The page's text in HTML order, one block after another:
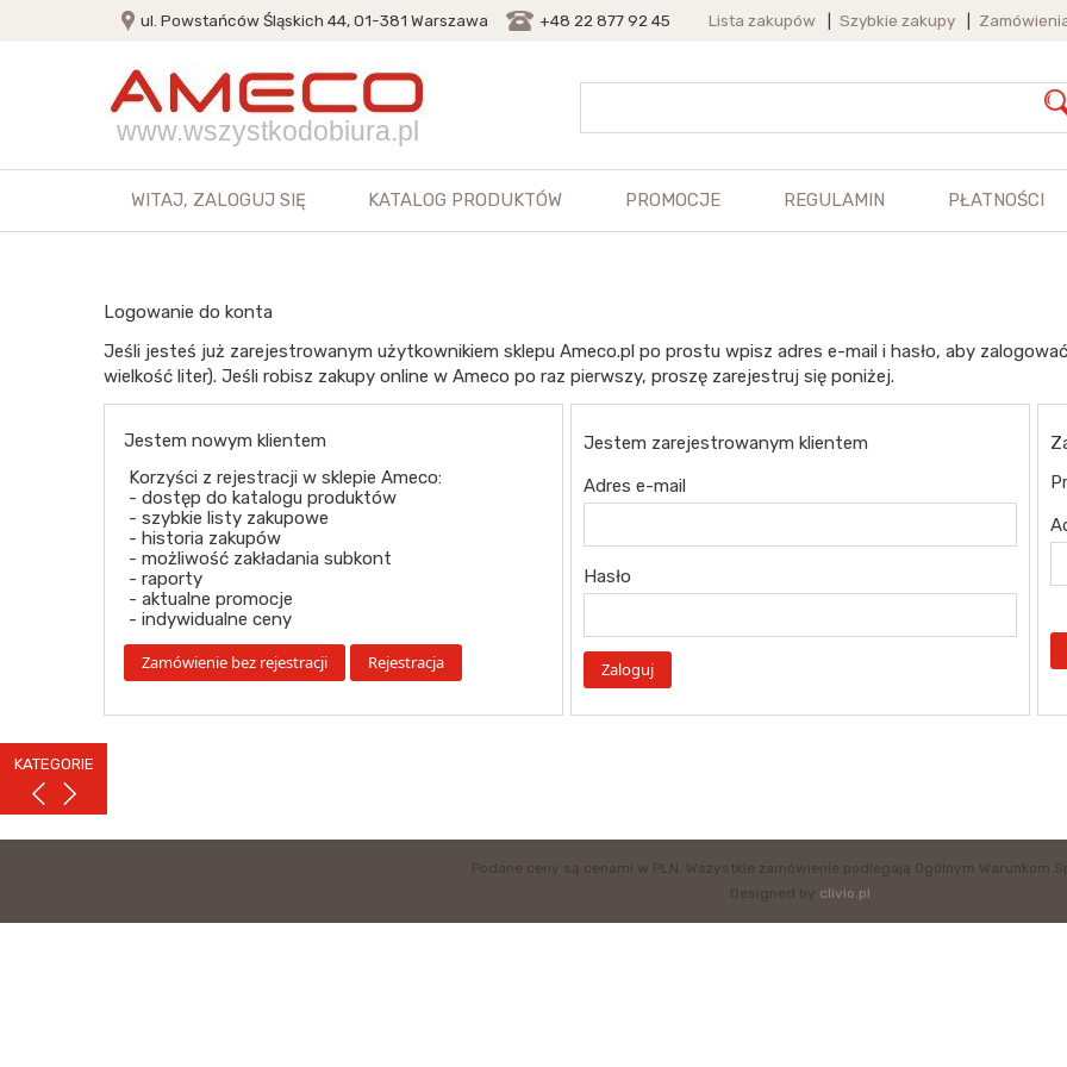
KATEGORIE
ul. Powstańców Śląskich 44, 01-381 Warszawa +48 22 877 92 45 Lista zakupów Szybkie zakupy
www.wszystkodobiura.pl
WITAJ, ZALOGUJ SIĘ KATALOG PRODUKTÓW PROMOCJE REGULAMIN PŁATNOŚCI
Logowanie do konta
Jeśli jesteś już zarejestrowanym użytkownikiem sklepu Ameco.pl po prostu wpisz adres e-mail i hasło, aby
wielkość liter). Jeśli robisz zakupy online w Ameco po raz pierwszy, proszę zarejestruj się poniżej.
Jestem nowym klientem
Korzyści z rejestracji w sklepie Ameco:
- dostęp do katalogu produktów
- szybkie listy zakupowe
- historia zakupów
- możliwość zakładania subkont
- raporty
- aktualne promocje
- indywidualne ceny
Jestem zarejestrowanym klientem
Adres e-mail
Hasło
Podane ceny są cenami w PLN. Wszystkie zamówienie podlegają Ogólnym Warunkom
Designed by clivio.pl